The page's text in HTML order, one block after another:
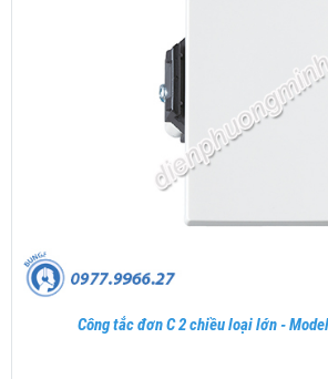
Công tắc đơn C 2 chiều loại lớn -